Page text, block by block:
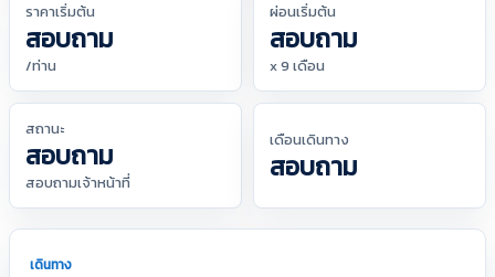
ราคาเริ่มต้น
สอบถาม
/ท่าน
ผ่อนเริ่มต้น
สอบถาม
x 9 เดือน
สถานะ
สอบถาม
สอบถามเจ้าหน้าที่
เดือนเดินทาง
สอบถาม
เดินทาง